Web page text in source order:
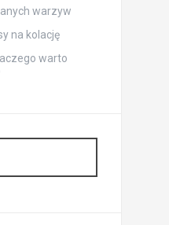
warzyw
na kolację
warto